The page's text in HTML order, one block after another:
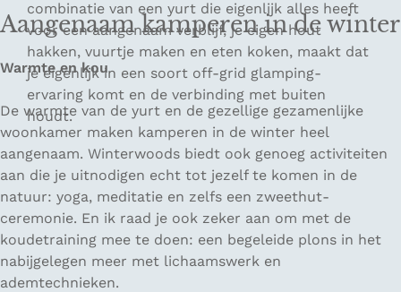
combinatie van een yurt die eigenlijk alles heeft
voor een aangenaam verblijf, je eigen hout
hakken, vuurtje maken en eten koken, maakt dat
je eigenlijk in een soort off-grid glamping-
ervaring komt en de verbinding met buiten
houdt.
Aangenaam kamperen in de winter
Warmte en kou
De warmte van de yurt en de gezellige gezamenlijke
woonkamer maken kamperen in de winter heel
aangenaam. Winterwoods biedt ook genoeg activiteiten
aan die je uitnodigen echt tot jezelf te komen in de
natuur: yoga, meditatie en zelfs een zweethut-
ceremonie. En ik raad je ook zeker aan om met de
koudetraining mee te doen: een begeleide plons in het
nabijgelegen meer met lichaamswerk en
ademtechnieken.